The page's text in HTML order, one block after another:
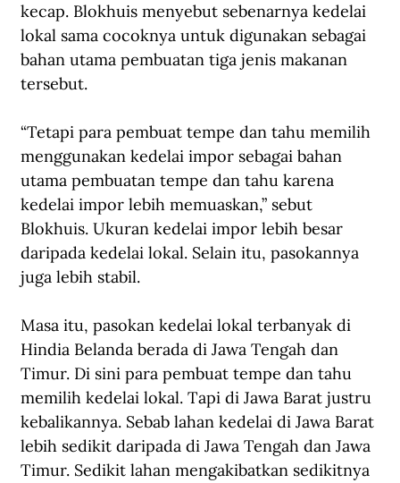
kecap. Blokhuis menyebut sebenarnya kedelai
lokal sama cocoknya untuk digunakan sebagai
bahan utama pembuatan tiga jenis makanan
tersebut.
“Tetapi para pembuat tempe dan tahu memilih
menggunakan kedelai impor sebagai bahan
utama pembuatan tempe dan tahu karena
kedelai impor lebih memuaskan,” sebut
Blokhuis. Ukuran kedelai impor lebih besar
daripada kedelai lokal. Selain itu, pasokannya
juga lebih stabil.
Masa itu, pasokan kedelai lokal terbanyak di
Hindia Belanda berada di Jawa Tengah dan
Timur. Di sini para pembuat tempe dan tahu
memilih kedelai lokal. Tapi di Jawa Barat justru
kebalikannya. Sebab lahan kedelai di Jawa Barat
lebih sedikit daripada di Jawa Tengah dan Jawa
Timur. Sedikit lahan mengakibatkan sedikitnya